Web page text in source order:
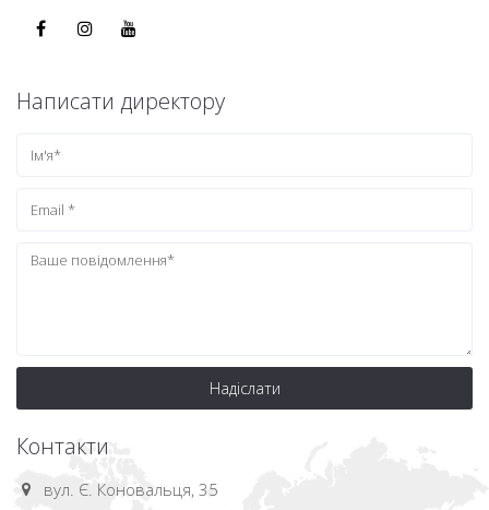
Написати директору
Надіслати
Контакти
вул. Є. Коновальця, 35